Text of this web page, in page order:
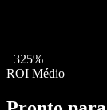
+325%
ROI Médio